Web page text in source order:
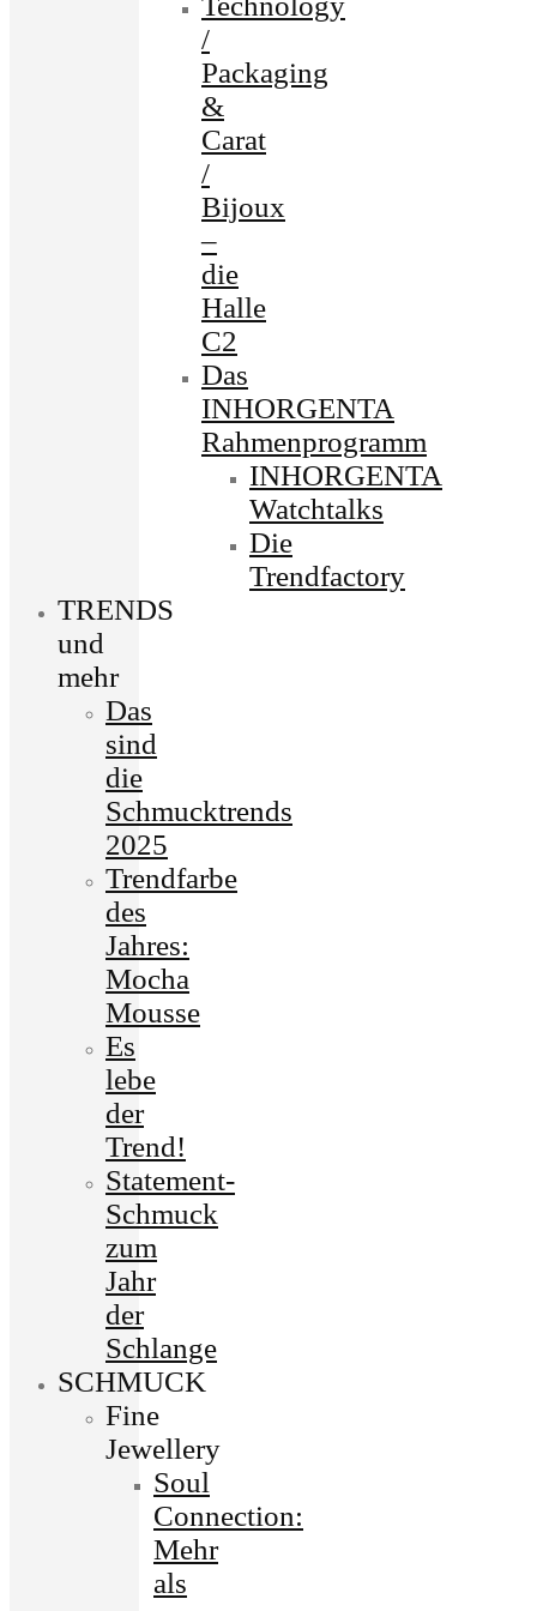
/
Packaging
&
Carat
/
Bijoux
–
die
Halle
C2
Das
INHORGENTA
Rahmenprogramm
INHORGENTA
Watchtalks
Die
Trendfactory
TRENDS
und
mehr
Das
sind
die
Schmucktrends
2025
Trendfarbe
des
Jahres:
Mocha
Mousse
Es
lebe
der
Trend!
Statement-
Schmuck
zum
Jahr
der
Schlange
SCHMUCK
Fine
Jewellery
Soul
Connection:
Mehr
als